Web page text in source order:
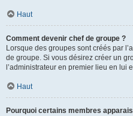
Haut
Comment devenir chef de groupe ?
Lorsque des groupes sont créés par
de groupe. Si vous désirez créer un
l’administrateur en premier lieu en lui
Haut
Pourquoi certains membres